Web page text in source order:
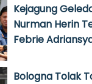
Kejagung
Nurman Herin
Febrie
Bologna Tolak